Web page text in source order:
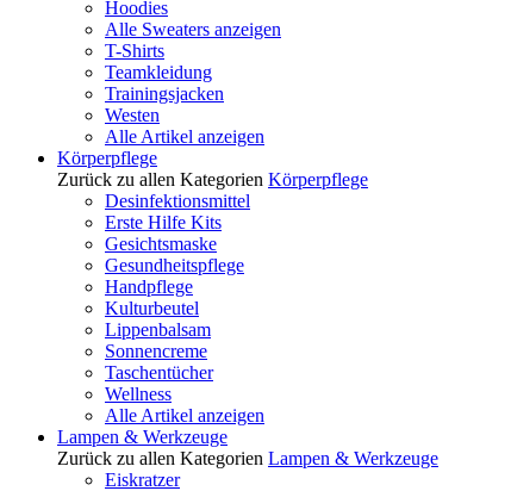
Hoodies
Alle Sweaters anzeigen
T-Shirts
Teamkleidung
Trainingsjacken
Westen
Alle Artikel anzeigen
Körperpflege
Zurück zu allen Kategorien Körperpflege
Desinfektionsmittel
Erste Hilfe Kits
Gesichtsmaske
Gesundheitspflege
Handpflege
Kulturbeutel
Lippenbalsam
Sonnencreme
Taschentücher
Wellness
Alle Artikel anzeigen
Lampen & Werkzeuge
Zurück zu allen Kategorien Lampen & Werkzeuge
Eiskratzer